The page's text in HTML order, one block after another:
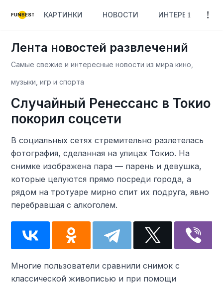
FUNBEST КАРТИНКИ НОВОСТИ ИНТЕРЕСНОЕ
Лента новостей развлечений
Самые свежие и интересные новости из мира кино,
музыки, игр и спорта
Случайный Ренессанс в Токио
покорил соцсети
В социальных сетях стремительно разлетелась
фотография, сделанная на улицах Токио. На
снимке изображена пара — парень и девушка,
которые целуются прямо посреди города, а
рядом на тротуаре мирно спит их подруга, явно
перебравшая с алкоголем.
Многие пользователи сравнили снимок с
классической живописью и при помощи